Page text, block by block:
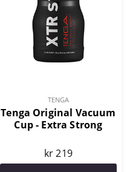
TENGA
Tenga Original Vacuum
Cup - Extra Strong
kr 219